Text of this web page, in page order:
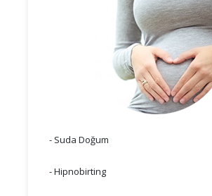
- Suda Doğum
- Hipnobirting